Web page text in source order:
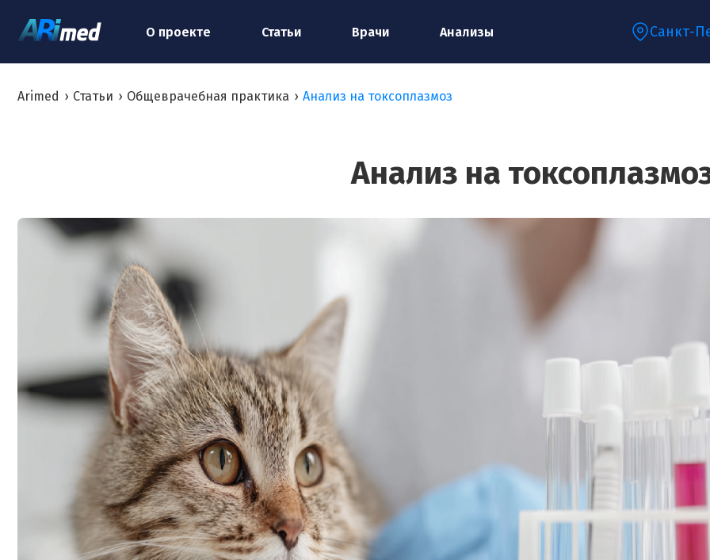
О проекте Статьи Врачи Анализы Санкт-
Arimed › Статьи › Общеврачебная практика › Анализ на токсоплазмоз
Анализ на